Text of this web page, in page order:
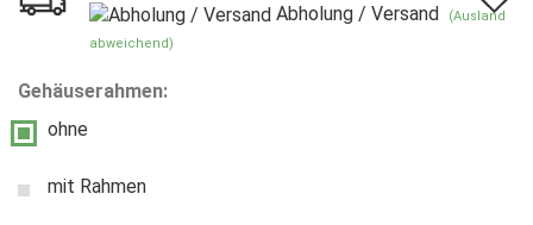
Abholung / Versand
(Ausland
abweichend)
Gehäuserahmen:
ohne
mit Rahmen